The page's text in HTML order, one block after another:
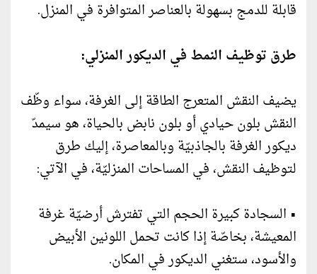
قابلة للدمج بسهولة بالعناصر المتوافرة في المنزل.
طرق توظيف النمط في الديكور المنزلي:
يضيف النقش المتعرج الطاقة إلى الغرفة، سواء وظّف
النقش بلون حيادي أو بلون نابض بالحياة، هو سيمدّ
ديكور الغرفة بالجاذبيّة وبالمعاصرة، إليك طرق
لتوظيف النقش، في المساحات المنزليّة، في الآتي:
• السجادة كبيرة الحجم التي تفترش أرضيّة غرفة
المعيشة، بخاصّة إذا كانت تحمل اللونين الأبيض
والأسود، ستغني الديكور في المكان.